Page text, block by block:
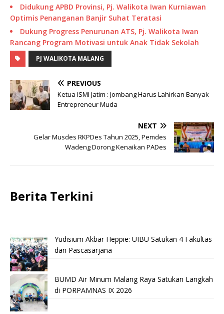
Didukung APBD Provinsi, Pj. Walikota Iwan Kurniawan
Optimis Penanganan Banjir Suhat Teratasi
Dukung Progress Penurunan ATS, Pj. Walikota Iwan
Rancang Program Motivasi untuk Anak Tidak Sekolah
PJ WALIKOTA MALANG
PREVIOUS
Ketua ISMI Jatim : Jombang Harus Lahirkan Banyak
Entrepreneur Muda
NEXT
Gelar Musdes RKPDes Tahun 2025, Pemdes
Wadeng Dorong Kenaikan PADes
Berita Terkini
Yudisium Akbar Heppie: UIBU Satukan 4 Fakultas
dan Pascasarjana
BUMD Air Minum Malang Raya Satukan Langkah
di PORPAMNAS IX 2026